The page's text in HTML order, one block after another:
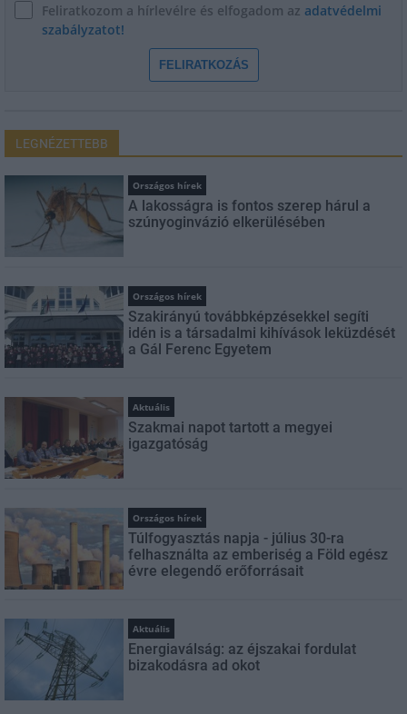
Feliratkozom a hírlevélre és elfogadom az adatvédelmi
szabályzatot!
FELIRATKOZÁS
LEGNÉZETTEBB
Országos hírek
A lakosságra is fontos szerep hárul a
szúnyoginvázió elkerülésében
Országos hírek
Szakirányú továbbképzésekkel segíti
idén is a társadalmi kihívások leküzdését
a Gál Ferenc Egyetem
Aktuális
Szakmai napot tartott a megyei
igazgatóság
Országos hírek
Túlfogyasztás napja - július 30-ra
felhasználta az emberiség a Föld egész
évre elegendő erőforrásait
Aktuális
Energiaválság: az éjszakai fordulat
bizakodásra ad okot